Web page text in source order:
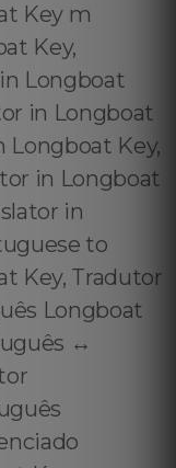
Key m
Key,
Longboat
in Longboat
Longboat Key,
in Longboat
in
to
Key, Tradutor
Longboat
↔️